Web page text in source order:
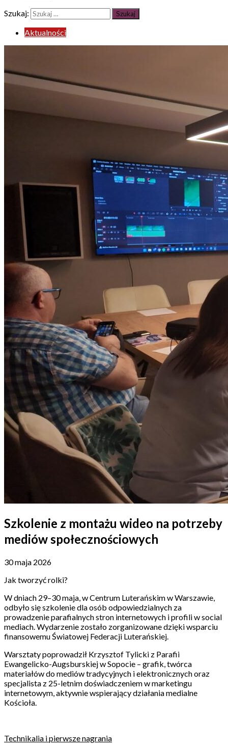
Szukaj:
Aktualności
Szkolenie z montażu wideo na potrzeby
mediów społecznościowych
30 maja 2026
Jak tworzyć rolki?
W dniach 29–30 maja, w Centrum Luterańskim w Warszawie,
odbyło się szkolenie dla osób odpowiedzialnych za
prowadzenie parafialnych stron internetowych i profili w social
mediach. Wydarzenie zostało zorganizowane dzięki wsparciu
finansowemu Światowej Federacji Luterańskiej.
Warsztaty poprowadził Krzysztof Tylicki z Parafii
Ewangelicko-Augsburskiej w Sopocie – grafik, twórca
materiałów do mediów tradycyjnych i elektronicznych oraz
specjalista z 25-letnim doświadczeniem w marketingu
internetowym, aktywnie wspierający działania medialne
Kościoła.
Technikalia i pierwsze nagrania